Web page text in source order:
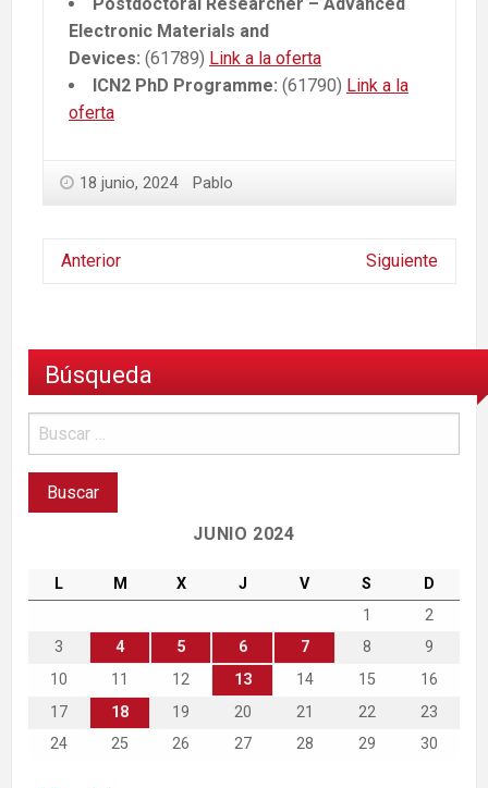
Electronic Materials and
Devices: (61789) Link a la oferta
ICN2 PhD Programme: (61790) Link a la
oferta
18 junio, 2024 Pablo
Anterior Siguiente
Búsqueda
JUNIO 2024
L M X J V S
D
1
2
3
4 5 6 7 8
9
10
11 12 13 14 15
16
17
18 19 20 21 22
23
24
25 26 27 28 29 30